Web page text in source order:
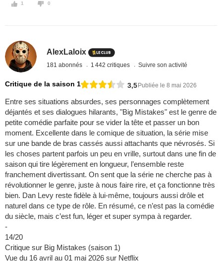
1 0
AlexLaloix
181 abonnés 1 442 critiques Suivre son activité
Critique de la saison 1 3,5Publiée le 8 mai 2026
Entre ses situations absurdes, ses personnages complètement
déjantés et ses dialogues hilarants, "Big Mistakes" est le genre de
petite comédie parfaite pour se vider la tête et passer un bon
moment. Excellente dans le comique de situation, la série mise
sur une bande de bras cassés aussi attachants que névrosés. Si
les choses partent parfois un peu en vrille, surtout dans une fin de
saison qui tire légèrement en longueur, l’ensemble reste
franchement divertissant. On sent que la série ne cherche pas à
révolutionner le genre, juste à nous faire rire, et ça fonctionne très
bien. Dan Levy reste fidèle à lui-même, toujours aussi drôle et
naturel dans ce type de rôle. En résumé, ce n’est pas la comédie
du siècle, mais c’est fun, léger et super sympa à regarder.
-
14/20
Critique sur Big Mistakes (saison 1)
Vue du 16 avril au 01 mai 2026 sur Netflix